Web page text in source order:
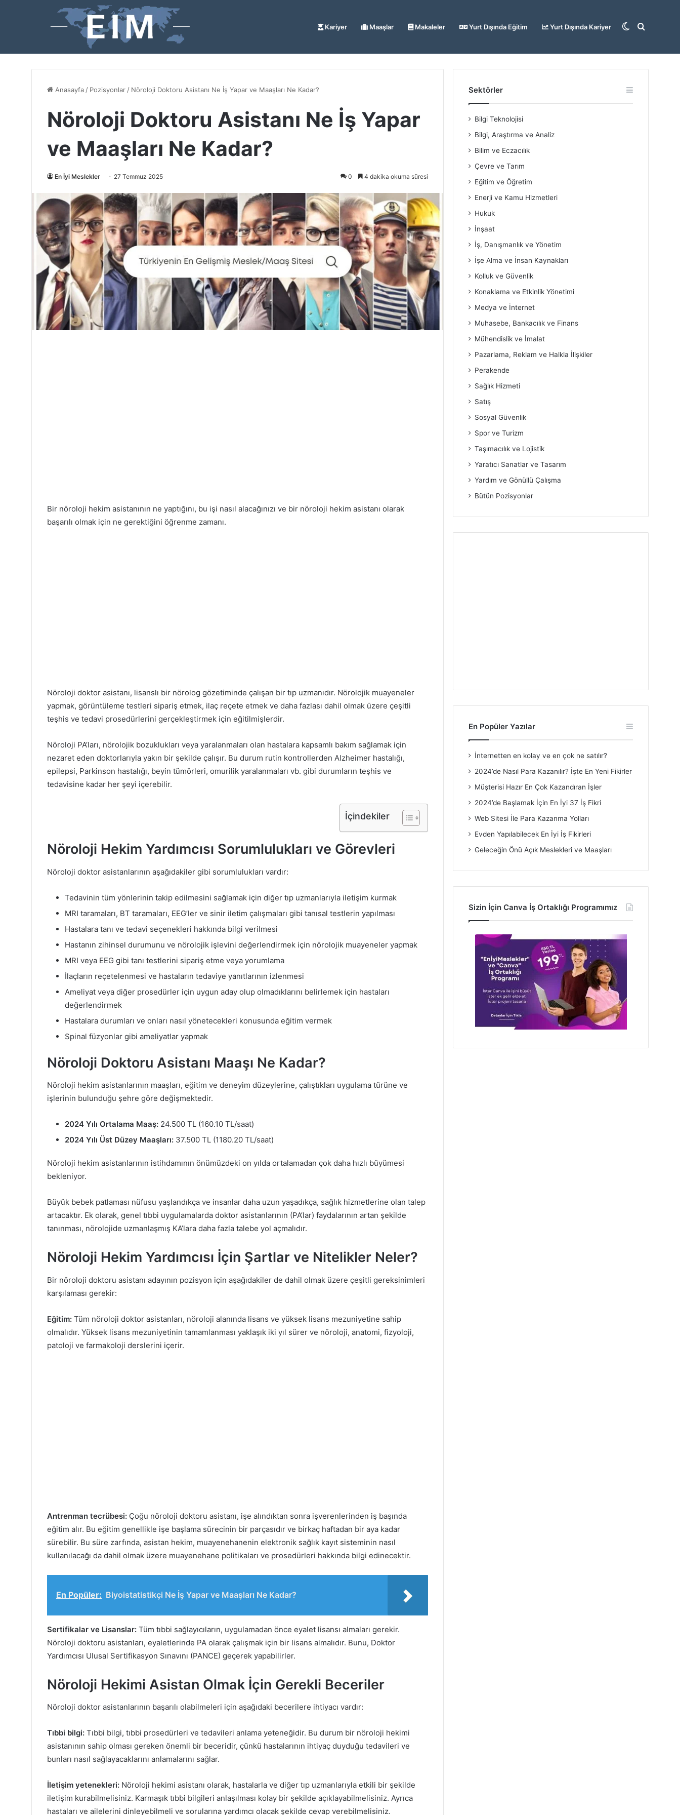
Kariyer Maaşlar Makaleler Yurt Dışında Eğitim Yurt Dışında Kariyer Arama
Dış
Anasayfa / Pozisyonlar / Nöroloji Doktoru Asistanı Ne İş Yapar ve Maaşları Ne Kadar?
Nöroloji Doktoru Asistanı Ne İş Yapar
ve Maaşları Ne Kadar?
En İyi Meslekler 27 Temmuz 2025 0 4 dakika okuma süresi
Bir nöroloji hekim asistanının ne yaptığını, bu işi nasıl alacağınızı ve bir nöroloji hekim asistanı olarak
başarılı olmak için ne gerektiğini öğrenme zamanı.
Nöroloji doktor asistanı, lisanslı bir nörolog gözetiminde çalışan bir tıp uzmanıdır. Nörolojik muayeneler
yapmak, görüntüleme testleri sipariş etmek, ilaç reçete etmek ve daha fazlası dahil olmak üzere çeşitli
teşhis ve tedavi prosedürlerini gerçekleştirmek için eğitilmişlerdir.
Nöroloji PA’ları, nörolojik bozuklukları veya yaralanmaları olan hastalara kapsamlı bakım sağlamak için
nezaret eden doktorlarıyla yakın bir şekilde çalışır. Bu durum rutin kontrollerden Alzheimer hastalığı,
epilepsi, Parkinson hastalığı, beyin tümörleri, omurilik yaralanmaları vb. gibi durumların teşhis ve
tedavisine kadar her şeyi içerebilir.
İçindekiler
Nöroloji Hekim Yardımcısı Sorumlulukları ve Görevleri
Nöroloji doktor asistanlarının aşağıdakiler gibi sorumlulukları vardır:
Tedavinin tüm yönlerinin takip edilmesini sağlamak için diğer tıp uzmanlarıyla iletişim kurmak
MRI taramaları, BT taramaları, EEG’ler ve sinir iletim çalışmaları gibi tanısal testlerin yapılması
Hastalara tanı ve tedavi seçenekleri hakkında bilgi verilmesi
Hastanın zihinsel durumunu ve nörolojik işlevini değerlendirmek için nörolojik muayeneler yapmak
MRI veya EEG gibi tanı testlerini sipariş etme veya yorumlama
İlaçların reçetelenmesi ve hastaların tedaviye yanıtlarının izlenmesi
Ameliyat veya diğer prosedürler için uygun aday olup olmadıklarını belirlemek için hastaları
değerlendirmek
Hastalara durumları ve onları nasıl yönetecekleri konusunda eğitim vermek
Spinal füzyonlar gibi ameliyatlar yapmak
Nöroloji Doktoru Asistanı Maaşı Ne Kadar?
Nöroloji hekim asistanlarının maaşları, eğitim ve deneyim düzeylerine, çalıştıkları uygulama türüne ve
işlerinin bulunduğu şehre göre değişmektedir.
2024 Yılı Ortalama Maaş: 24.500 TL (160.10 TL/saat)
2024 Yılı Üst Düzey Maaşları: 37.500 TL (1180.20 TL/saat)
Nöroloji hekim asistanlarının istihdamının önümüzdeki on yılda ortalamadan çok daha hızlı büyümesi
bekleniyor.
Büyük bebek patlaması nüfusu yaşlandıkça ve insanlar daha uzun yaşadıkça, sağlık hizmetlerine olan talep
artacaktır. Ek olarak, genel tıbbi uygulamalarda doktor asistanlarının (PA’lar) faydalarının artan şekilde
tanınması, nörolojide uzmanlaşmış KA’lara daha fazla talebe yol açmalıdır.
Nöroloji Hekim Yardımcısı İçin Şartlar ve Nitelikler Neler?
Bir nöroloji doktoru asistanı adayının pozisyon için aşağıdakiler de dahil olmak üzere çeşitli gereksinimleri
karşılaması gerekir:
Eğitim: Tüm nöroloji doktor asistanları, nöroloji alanında lisans ve yüksek lisans mezuniyetine sahip
olmalıdır. Yüksek lisans mezuniyetinin tamamlanması yaklaşık iki yıl sürer ve nöroloji, anatomi, fizyoloji,
patoloji ve farmakoloji derslerini içerir.
Antrenman tecrübesi: Çoğu nöroloji doktoru asistanı, işe alındıktan sonra işverenlerinden iş başında
eğitim alır. Bu eğitim genellikle işe başlama sürecinin bir parçasıdır ve birkaç haftadan bir aya kadar
sürebilir. Bu süre zarfında, asistan hekim, muayenehanenin elektronik sağlık kayıt sisteminin nasıl
kullanılacağı da dahil olmak üzere muayenehane politikaları ve prosedürleri hakkında bilgi edinecektir.
En Popüler: Biyoistatistikçi Ne İş Yapar ve Maaşları Ne Kadar?
Sertifikalar ve Lisanslar: Tüm tıbbi sağlayıcıların, uygulamadan önce eyalet lisansı almaları gerekir.
Nöroloji doktoru asistanları, eyaletlerinde PA olarak çalışmak için bir lisans almalıdır. Bunu, Doktor
Yardımcısı Ulusal Sertifikasyon Sınavını (PANCE) geçerek yapabilirler.
Nöroloji Hekimi Asistan Olmak İçin Gerekli Beceriler
Nöroloji doktor asistanlarının başarılı olabilmeleri için aşağıdaki becerilere ihtiyacı vardır:
Tıbbi bilgi: Tıbbi bilgi, tıbbi prosedürleri ve tedavileri anlama yeteneğidir. Bu durum bir nöroloji hekimi
asistanının sahip olması gereken önemli bir beceridir, çünkü hastalarının ihtiyaç duyduğu tedavileri ve
bunları nasıl sağlayacaklarını anlamalarını sağlar.
İletişim yetenekleri: Nöroloji hekimi asistanı olarak, hastalarla ve diğer tıp uzmanlarıyla etkili bir şekilde
iletişim kurabilmelisiniz. Karmaşık tıbbi bilgileri anlaşılması kolay bir şekilde açıklayabilmelisiniz. Ayrıca
hastaları ve ailelerini dinleyebilmeli ve sorularına yardımcı olacak şekilde cevap verebilmelisiniz.
Sektörler
Bilgi Teknolojisi
Bilgi, Araştırma ve Analiz
Bilim ve Eczacılık
Çevre ve Tarım
Eğitim ve Öğretim
Enerji ve Kamu Hizmetleri
Hukuk
İnşaat
İş, Danışmanlık ve Yönetim
İşe Alma ve İnsan Kaynakları
Kolluk ve Güvenlik
Konaklama ve Etkinlik Yönetimi
Medya ve İnternet
Muhasebe, Bankacılık ve Finans
Mühendislik ve İmalat
Pazarlama, Reklam ve Halkla İlişkiler
Perakende
Sağlık Hizmeti
Satış
Sosyal Güvenlik
Spor ve Turizm
Taşımacılık ve Lojistik
Yaratıcı Sanatlar ve Tasarım
Yardım ve Gönüllü Çalışma
Bütün Pozisyonlar
En Popüler Yazılar
İnternetten en kolay ve en çok ne satılır?
2024’de Nasıl Para Kazanılır? İşte En Yeni Fikirler
Müşterisi Hazır En Çok Kazandıran İşler
2024’de Başlamak İçin En İyi 37 İş Fikri
Web Sitesi İle Para Kazanma Yolları
Evden Yapılabilecek En İyi İş Fikirleri
Geleceğin Önü Açık Meslekleri ve Maaşları
Sizin İçin Canva İş Ortaklığı Programımız